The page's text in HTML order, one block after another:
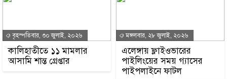
বৃহস্পতিবার, ৩০ জুলাই, ২০২৬
কালিহাতীতে ১১ মামলার
আসামি শান্ত গ্রেপ্তার
মঙ্গলবার, ২৮ জুলাই, ২০২৬
এলেঙ্গায় ফ্লাইওভারের
পাইলিংয়ের সময় গ্যাসের
পাইপলাইনে ফাটল